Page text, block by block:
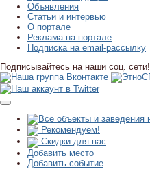
Объявления
Статьи и интервью
О портале
Реклама на портале
Подписка на email-рассылку
Подписывайтесь на наши соц. сети!
Рекомендуем!
Скидки для вас
Добавить место
Добавить событие